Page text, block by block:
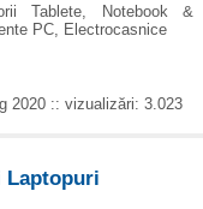
Tablete, Notebook &
PC, Electrocasnice
2020 :: vizualizări: 3.023
Laptopuri